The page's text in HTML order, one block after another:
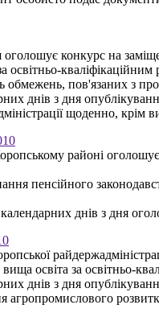
конкурс на
обмежень, пов'язаних з
днів з дня
щоденно,
районі
пенсійного
днів з дня
освіта за освітньо-
днів з дня
агропромислового